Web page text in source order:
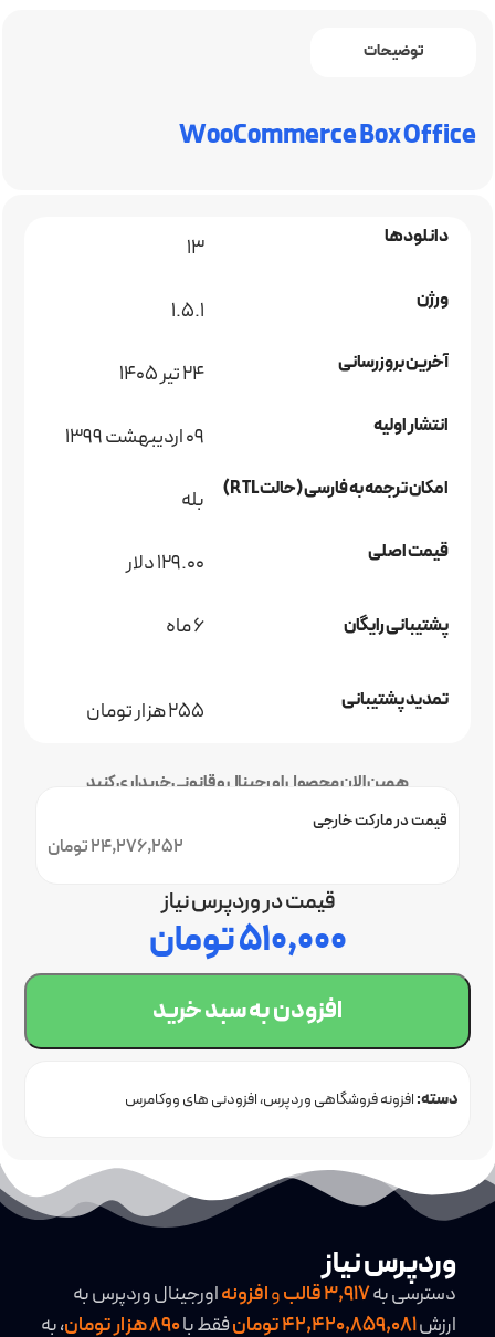
توضیحات
WooCommerce Box Office
دانلودها 13
ورژن 1.5.1
آخرین بروزرسانی 24 تیر 1405
انتشار اولیه 09 اردیبهشت 1399
امکان ترجمه به فارسی (حالت RTL) بله
قیمت اصلی 129.00 دلار
پشتیبانی رایگان 6 ماه
تمدید پشتیبانی 255 هزار تومان
همین الان محصول اورجینال و قانونی خریداری کنید
24,276,252 تومان
قیمت در مارکت خارجی
قیمت در وردپرس نیاز
۵۱۰,۰۰۰تومان
افزودن به سبد خرید
دسته:افزونه فروشگاهی وردپرس افزودنی های ووکامرس
وردپرس نیاز
دسترسی به3,917قالبوافزونهاورجینال وردپرس به
ارزش42,420,859,081 تومان فقط با
، به